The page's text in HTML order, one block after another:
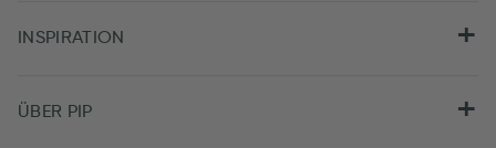
INSPIRATION
ÜBER PIP